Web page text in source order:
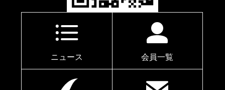
ニュース 会員一覧